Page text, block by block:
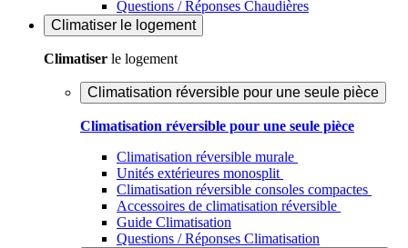
Questions / Réponses Chaudières
Climatiser le logement
Climatiser le logement
Climatisation réversible pour une seule pièce
Climatisation réversible pour une seule pièce
Climatisation réversible murale
Unités extérieures monosplit
Climatisation réversible consoles compactes
Accessoires de climatisation réversible
Guide Climatisation
Questions / Réponses Climatisation